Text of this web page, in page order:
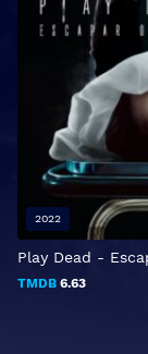
Play Dead -
TMDB 6.63
2022